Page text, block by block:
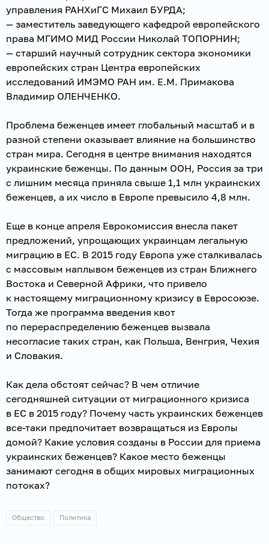
управления РАНХиГС Михаил БУРДА;
— заместитель заведующего кафедрой европейского
права МГИМО МИД России Николай ТОПОРНИН;
— старший научный сотрудник сектора экономики
европейских стран Центра европейских
исследований ИМЭМО РАН им. Е.М. Примакова
Владимир ОЛЕНЧЕНКО.
Проблема беженцев имеет глобальный масштаб и в
разной степени оказывает влияние на большинство
стран мира. Сегодня в центре внимания находятся
украинские беженцы. По данным ООН, Россия за три
с лишним месяца приняла свыше 1,1 млн украинских
беженцев, а их число в Европе превысило 4,8 млн.
Еще в конце апреля Еврокомиссия внесла пакет
предложений, упрощающих украинцам легальную
миграцию в ЕС. В 2015 году Европа уже сталкивалась
с массовым наплывом беженцев из стран Ближнего
Востока и Северной Африки, что привело
к настоящему миграционному кризису в Евросоюзе.
Тогда же программа введения квот
по перераспределению беженцев вызвала
несогласие таких стран, как Польша, Венгрия, Чехия
и Словакия.
Как дела обстоят сейчас? В чем отличие
сегодняшней ситуации от миграционного кризиса
в ЕС в 2015 году? Почему часть украинских беженцев
все-таки предпочитает возвращаться из Европы
домой? Какие условия созданы в России для приема
украинских беженцев? Какое место беженцы
занимают сегодня в общих мировых миграционных
потоках?
Общество Политика